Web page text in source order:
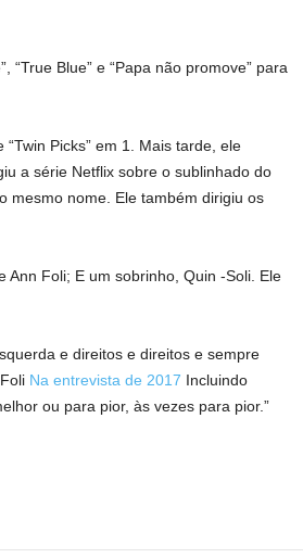
“True Blue” e “Papa não promove” para
Picks” em 1. Mais tarde, ele
a série Netflix sobre o sublinhado do
mesmo nome. Ele também dirigiu os
Ann Foli; E um sobrinho, Quin -Soli. Ele
e direitos e direitos e sempre
Na entrevista de 2017 Incluindo
ou para pior, às vezes para pior.”